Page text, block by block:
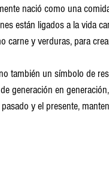
nació como una
están ligados a la vida
carne y verduras, para
también un símbolo de
generación en
y el presente,